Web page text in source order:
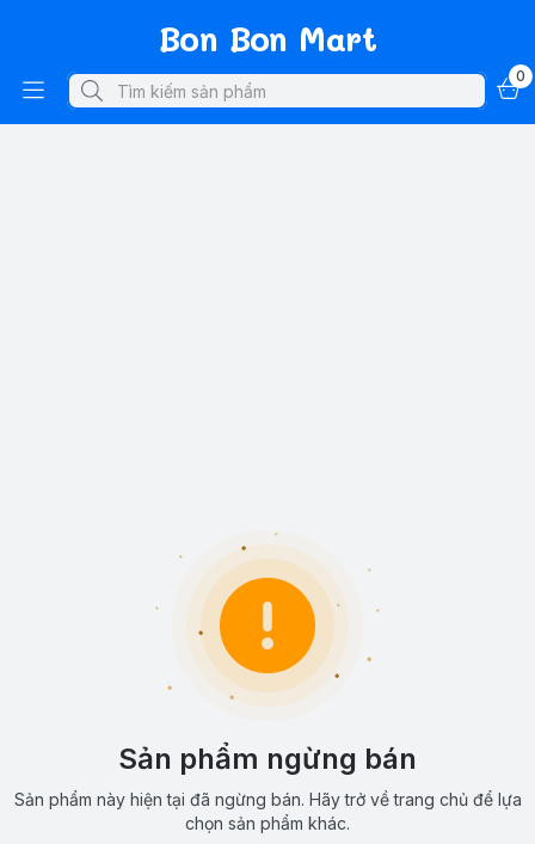
Bon Bon Mart
0
Sản phẩm ngừng bán
Sản phẩm này hiện tại đã ngừng bán. Hãy trở về trang chủ để lựa
chọn sản phẩm khác.